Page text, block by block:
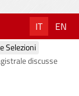
IT EN
Selezioni
discusse